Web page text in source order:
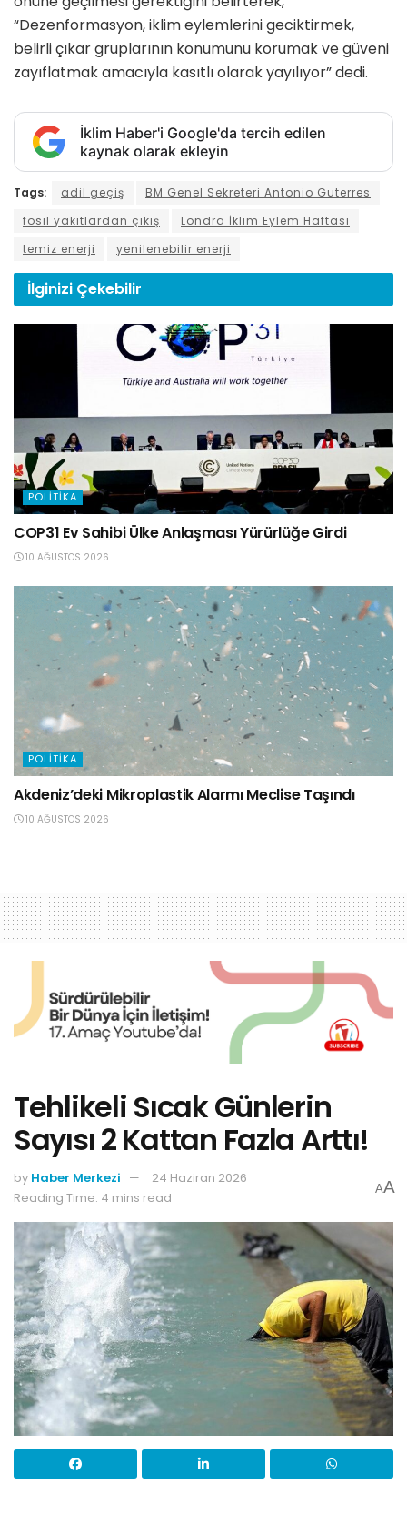
“Dezenformasyon, iklim eylemlerini geciktirmek,
belirli çıkar gruplarının konumunu korumak ve güveni
zayıflatmak amacıyla kasıtlı olarak yayılıyor” dedi.
İklim Haber'i Google'da tercih edilen
kaynak olarak ekleyin
Tags: adil geçiş
BM Genel Sekreteri Antonio Guterres
fosil yakıtlardan çıkış
Londra İklim Eylem Haftası
temiz enerji
yenilenebilir enerji
İlginizi Çekebilir
POLITIKA
COP31 Ev Sahibi Ülke Anlaşması Yürürlüğe Girdi
10 AĞUSTOS 2026
POLITIKA
Akdeniz’deki Mikroplastik Alarmı Meclise Taşındı
10 AĞUSTOS 2026
Tehlikeli Sıcak Günlerin
Sayısı 2 Kattan Fazla Arttı!
by Haber Merkezi
24 Haziran 2026
Reading Time: 4 mins read
AA